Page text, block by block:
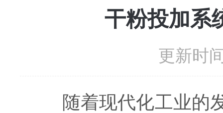
干粉投加系
更新时
随着现代化工业的发